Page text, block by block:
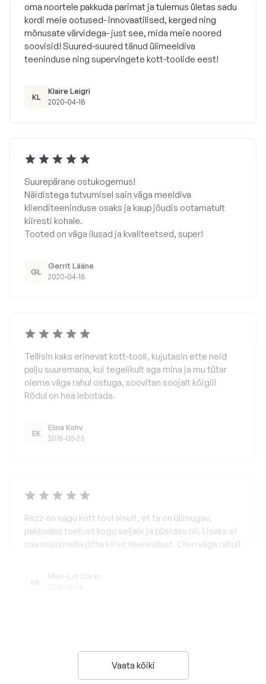
oma noortele pakkuda parimat ja tulemus ületas sadu
kordi meie ootused- innovaatilised, kerged ning
mõnusate värvidega- just see, mida meie noored
soovisid! Suured-suured tänud ülimeeldiva
teeninduse ning supervingete kott-toolide eest!
KL
Klaire Leigri
2020-04-18
Suurepärane ostukogemus!
Näidistega tutvumisel sain väga meeldiva
klienditeeninduse osaks ja kaup jõudis ootamatult
kiiresti kohale.
Tooted on väga ilusad ja kvaliteetsed, super!
GL
Gerrit Lääne
2020-04-18
Tellisin kaks erinevat kott-tooli, kujutasin ette neid
palju suuremana, kui tegelikult aga mina ja mu tütar
oleme väga rahul ostuga, soovitan soojalt kõigil!
Rõdul on hea lebotada.
EK
Elina Kohv
2018-05-23
Razz on nagu kott tool ainult, et ta on ülimugav,
pakkudes toetust kogu seljale ja püsides nii. Lisaks ei
saa mainimata jätta kiiret teenindust. Olen väga rahul!
ML
Mari-Liis Lukas
Vaata kõiki